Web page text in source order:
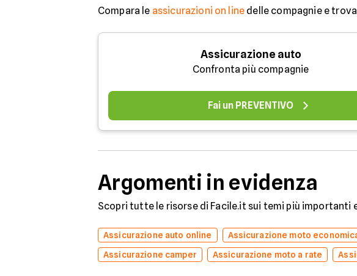
Compara le assicurazioni on line delle compagnie e
Assicurazione auto
Confronta più compagnie
Fai un PREVENTIVO
Argomenti in evidenza
Scopri tutte le risorse di Facile.it sui temi più
Assicurazione auto online Assicurazione moto
Assicurazione camper
Assicurazione moto a rate